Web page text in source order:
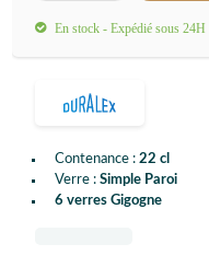
Contenance : 22 cl
Verre : Simple Paroi
6 verres Gigogne
En stock - Expédié sous 24H